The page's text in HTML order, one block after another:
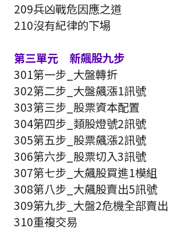
209兵凶戰危因應之道
210沒有紀律的下場
第三單元 新飆股九步
301第一步_大盤轉折
302第二步_大盤飆漲1訊號
303第三步_股票資本配置
304第四步_類股燈號2訊號
305第五步_股票飆漲2訊號
306第六步_股票切入3訊號
307第七步_大飆股買進1模組
308第八步_大飆股賣出5訊號
309第九步_大盤2危機全部賣出
310重複交易